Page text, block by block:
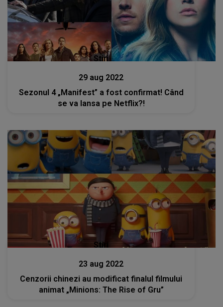
Stiri
29 aug 2022
Sezonul 4 „Manifest” a fost confirmat! Când
se va lansa pe Netflix?!
Stiri
23 aug 2022
Cenzorii chinezi au modificat finalul filmului
animat „Minions: The Rise of Gru”